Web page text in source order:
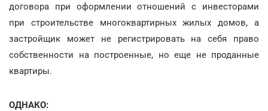
договора при оформлении отношений с инвесторами
при строительстве многоквартирных жилых домов, а
застройщик может не регистрировать на себя право
собственности на построенные, но еще не проданные
квартиры.
ОДНАКО: